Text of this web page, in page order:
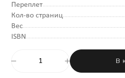
Переплет
Кол-во страниц
Вес
ISBN
В